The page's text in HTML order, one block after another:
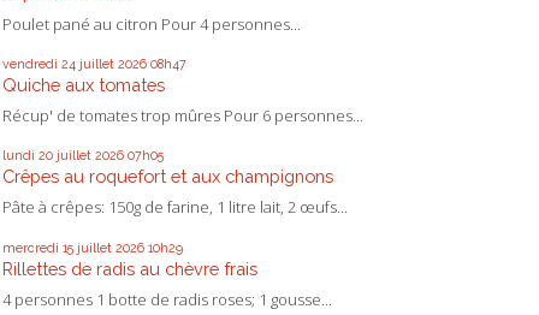
Poulet pané au citron Pour 4 personnes...
vendredi 24 juillet 2026 08h47
Quiche aux tomates
Récup' de tomates trop mûres Pour 6 personnes...
lundi 20 juillet 2026 07h05
Crêpes au roquefort et aux champignons
Pâte à crêpes: 150g de farine, 1 litre lait, 2 œufs...
mercredi 15 juillet 2026 10h29
Rillettes de radis au chèvre frais
4 personnes 1 botte de radis roses; 1 gousse...